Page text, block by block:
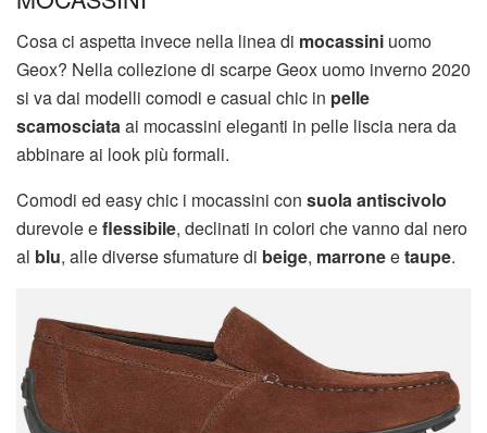
Cosa ci aspetta invece nella linea di mocassini uomo
Geox? Nella collezione di scarpe Geox uomo inverno 2020
si va dai modelli comodi e casual chic in pelle
scamosciataai mocassini eleganti in pelle liscia nera da
abbinare ai look più formali.
Comodi ed easy chic i mocassini con suola antiscivolo
durevole eflessibile, declinati in colori che vanno dal nero
al blu, alle diverse sfumature di beige, marroneetaupe.